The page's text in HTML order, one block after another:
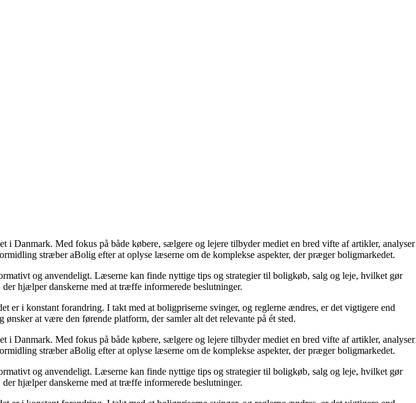
Danmark. Med fokus på både købere, sælgere og lejere tilbyder mediet en bred vifte af artikler, analyser
stræber aBolig efter at oplyse læserne om de komplekse aspekter, der præger boligmarkedet.
og anvendeligt. Læserne kan finde nyttige tips og strategier til boligkøb, salg og leje, hvilket gør
hjælper danskerne med at træffe informerede beslutninger.
i konstant forandring. I takt med at boligpriserne svinger, og reglerne ændres, er det vigtigere end
at være den førende platform, der samler alt det relevante på ét sted.
Danmark. Med fokus på både købere, sælgere og lejere tilbyder mediet en bred vifte af artikler, analyser
stræber aBolig efter at oplyse læserne om de komplekse aspekter, der præger boligmarkedet.
og anvendeligt. Læserne kan finde nyttige tips og strategier til boligkøb, salg og leje, hvilket gør
hjælper danskerne med at træffe informerede beslutninger.